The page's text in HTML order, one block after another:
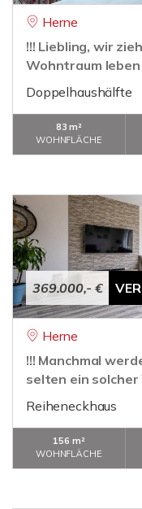
Herne
!!! Liebling, wir
Wohntraum leben
Doppelhaushälfte
83 m²
WOHNFLÄCHE
369.000,- €
Herne
!!! Manchmal
selten ein
Reiheneckhaus
156 m²
WOHNFLÄCHE